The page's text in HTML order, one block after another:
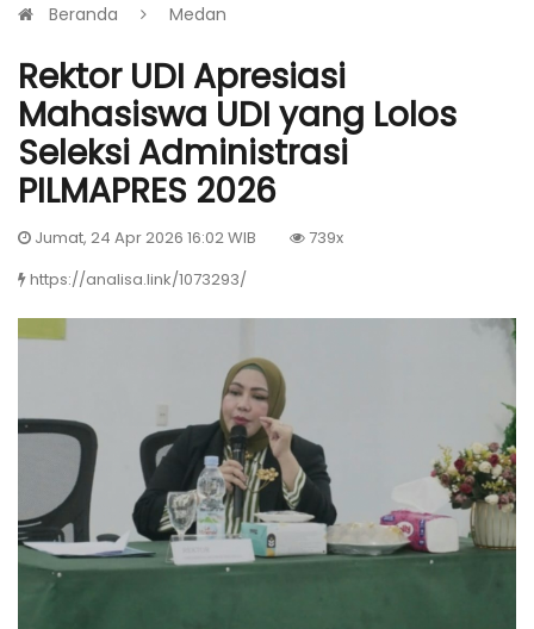
Beranda Medan
Rektor UDI Apresiasi
Mahasiswa UDI yang Lolos
Seleksi Administrasi
PILMAPRES 2026
Jumat, 24 Apr 2026 16:02 WIB
739x
https://analisa.link/1073293/